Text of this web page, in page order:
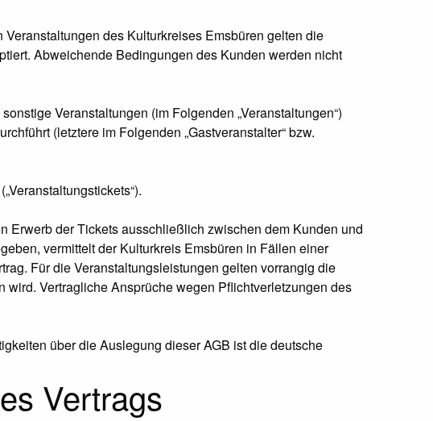
des Kulturkreises Emsbüren gelten die
Abweichende Bedingungen des Kunden werden nicht
Veranstaltungen (im Folgenden „Veranstaltungen“)
(letztere im Folgenden „Gastveranstalter“ bzw.
Erwerb der Tickets ausschließlich zwischen dem Kunden und
vermittelt der Kulturkreis Emsbüren in Fällen einer
Für die Veranstaltungsleistungen gelten vorrangig die
Vertragliche Ansprüche wegen Pflichtverletzungen des
über die Auslegung dieser AGB ist die deutsche
Vertrags